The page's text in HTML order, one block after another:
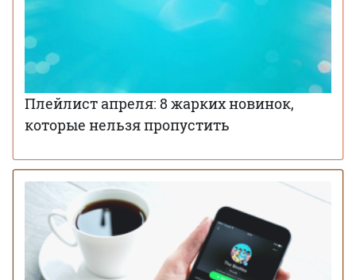
Плейлист апреля: 8 жарких новинок,
которые нельзя пропустить